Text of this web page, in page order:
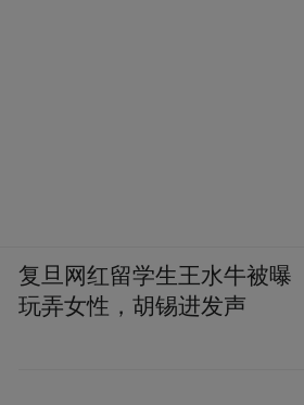
复旦网红留学生王水牛被曝
玩弄女性，胡锡进发声